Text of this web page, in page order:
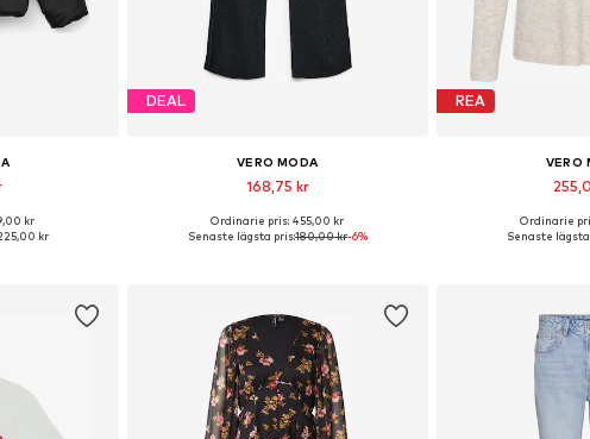
S, M, L, XL
kr
kr
DEAL
VERO MODA
168,75 kr
Tillgänglig i många storlekar
Ordinarie pris: 455,00 kr
Senaste lägsta pris:180,00 kr-6%
REA
VERO
Tillgängliga
Ordinarie
Senaste lägsta